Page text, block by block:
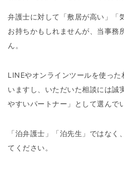
弁護士に対して「敷居が高い」「
お持ちかもしれませんが、当事務
ん。
LINEやオンラインツールを使っ
いますし、いただいた相談には誠
やすいパートナー」として選んで
「泊弁護士」「泊先生」ではな
てください。